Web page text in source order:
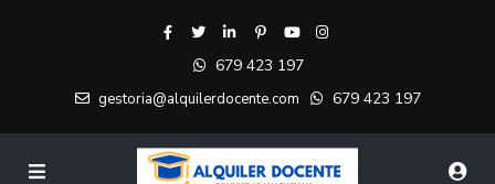
679 423 197
gestoria@alquilerdocente.com 679 423 197